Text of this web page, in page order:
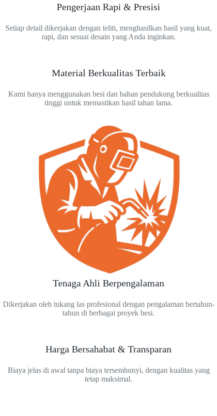
Pengerjaan Rapi & Presisi
Setiap detail dikerjakan dengan teliti, menghasilkan hasil yang kuat,
rapi, dan sesuai desain yang Anda inginkan.
Material Berkualitas Terbaik
Kami hanya menggunakan besi dan bahan pendukung berkualitas
tinggi untuk memastikan hasil tahan lama.
Tenaga Ahli Berpengalaman
Dikerjakan oleh tukang las profesional dengan pengalaman bertahun-
tahun di berbagai proyek besi.
Harga Bersahabat & Transparan
Biaya jelas di awal tanpa biaya tersembunyi, dengan kualitas yang
tetap maksimal.